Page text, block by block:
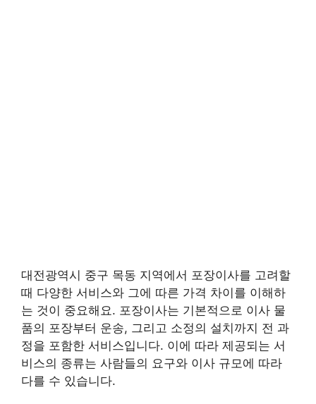
대전광역시 중구 목동 지역에서 포장이사를 고려할
때 다양한 서비스와 그에 따른 가격 차이를 이해하
는 것이 중요해요. 포장이사는 기본적으로 이사 물
품의 포장부터 운송, 그리고 소정의 설치까지 전 과
정을 포함한 서비스입니다. 이에 따라 제공되는 서
비스의 종류는 사람들의 요구와 이사 규모에 따라
다를 수 있습니다.